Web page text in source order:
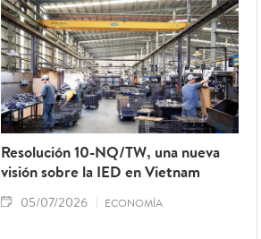
Resolución 10-NQ/TW, una nueva
visión sobre la IED en Vietnam
05/07/2026 ECONOMÍA